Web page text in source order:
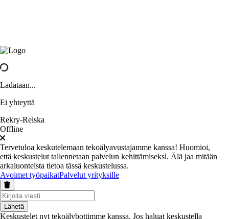
Ladataan...
Ei yhteyttä
Rekry-Reiska
Offline
Tervetuloa keskutelemaan tekoälyavustajamme kanssa! Huomioi,
että keskustelut tallennetaan palvelun kehittämiseksi. Älä jaa mitään
arkaluonteista tietoa tässä keskustelussa.
Avoimet työpaikatPalvelut yrityksille
Lähetä
Keskustelet nyt tekoälybottimme kanssa. Jos haluat keskustella